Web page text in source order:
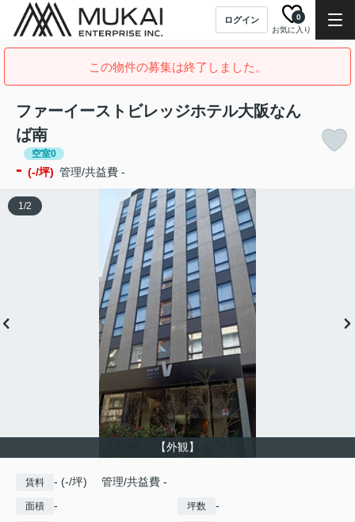
ログイン
お気に入り
0
この物件の募集は終了しました。
ファーイーストビレッジホテル大阪なん
ば南
空室0
- (-/坪) 管理/共益費 -
【外観】
1/2
賃料 - (-/坪) 管理/共益費 -
面積 - 坪数 -